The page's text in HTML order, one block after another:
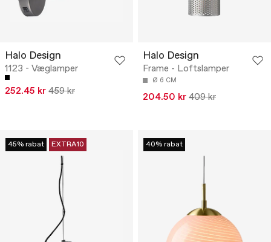
Halo Design
1123 - Væglamper
252.45 kr 459 kr
Halo Design
Frame - Loftslamper
Ø 6 CM
204.50 kr 409 kr
45% rabat EXTRA10 40% rabat